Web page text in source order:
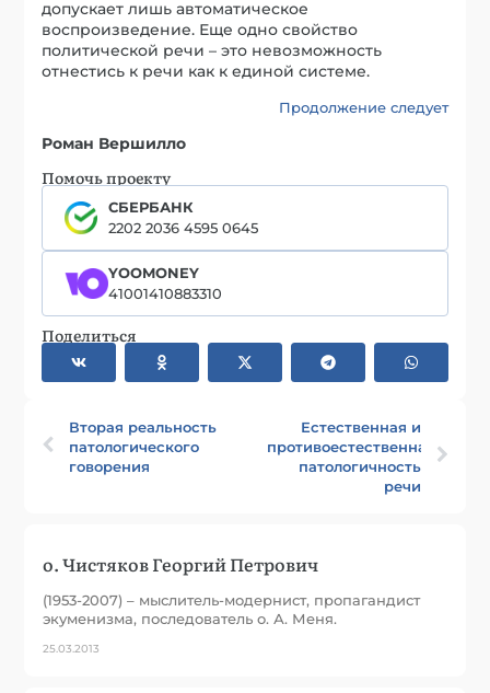
допускает лишь автоматическое
воспроизведение. Еще одно свойство
политической речи – это невозможность
отнестись к речи как к единой системе.
Продолжение следует
Роман Вершилло
Помочь проекту
СБЕРБАНК
2202 2036 4595 0645
YOOMONEY
41001410883310
Поделиться
Вторая реальность
патологического
говорения
Естественная и
противоестественная
патологичность
речи
о. Чистяков Георгий Петрович
(1953-2007) – мыслитель-модернист, пропагандист
экуменизма, последователь о. А. Меня.
25.03.2013